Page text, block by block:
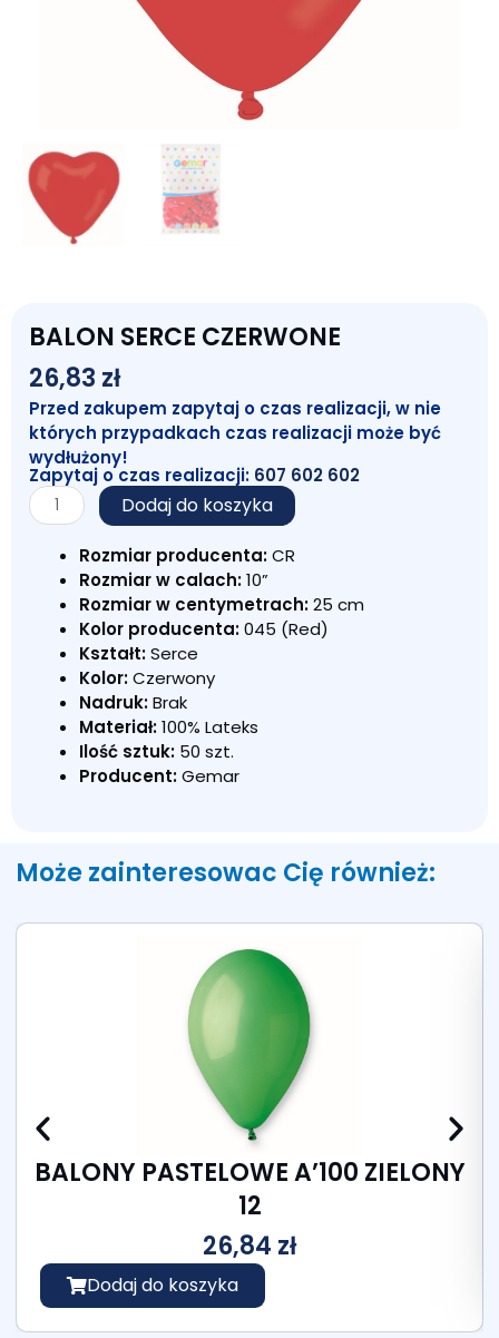
BALON SERCE CZERWONE
26,83 zł
Przed zakupem zapytaj o czas realizacji, w nie
których przypadkach czas realizacji może być
wydłużony!
Zapytaj o czas realizacji: 607 602 602
ilość
BALON
CZERWONE
Dodaj do koszyka
Rozmiar producenta:CR
Rozmiar w calach:10”
Rozmiar w centymetrach:25 cm
Kolor producenta:045 (Red)
Kształt:Serce
Kolor:Czerwony
Nadruk:Brak
Materiał:100% Lateks
Ilość sztuk: 50 szt.
Producent:Gemar
Może zainteresowac Cię również:
BALONY PASTELOWE A’100 ZIELONY
12
26,84 zł
Dodaj do koszyka